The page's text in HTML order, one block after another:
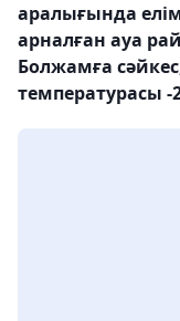
аралығында
арналған ауа
Болжамға
температурасы -